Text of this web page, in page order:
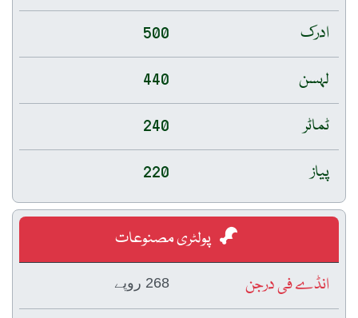
ادرک
500
لہسن
440
ٹماٹر
240
پیاز
220
پولٹری مصنوعات
انڈے فی درجن
268 روپے